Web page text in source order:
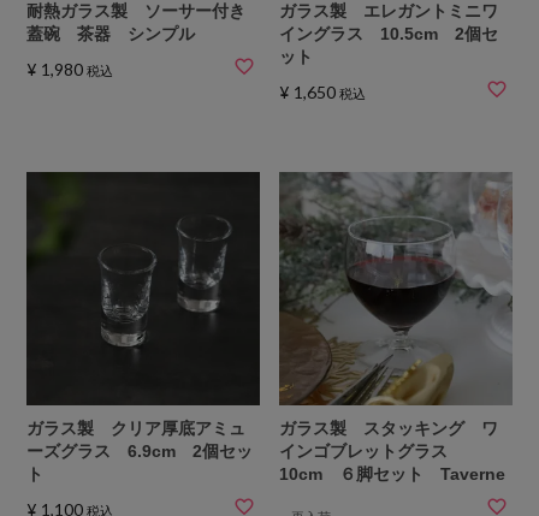
耐熱ガラス製 ソーサー付き
蓋碗 茶器 シンプル
¥ 1,980 税込
ガラス製 エレガントミニワ
イングラス 10.5cm 2個セ
ット
¥ 1,650 税込
ガラス製 クリア厚底アミュ
ーズグラス 6.9cm 2個セッ
ト
¥ 1,100 税込
ガラス製 スタッキング ワ
インゴブレットグラス
10cm ６脚セット Taverne